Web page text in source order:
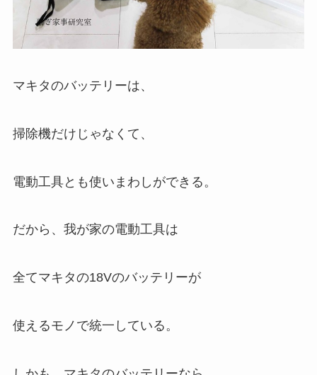
マキタのバッテリーは、
掃除機だけじゃなくて、
電動工具とも使いまわしができる。
だから、我が家の電動工具は
全てマキタの18Vのバッテリーが
使えるモノで統一している。